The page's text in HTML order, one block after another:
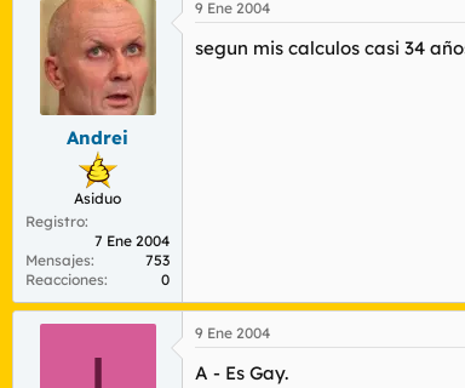
Andrei
Asiduo
Registro
7 Ene 2004
Mensajes
753
Reacciones
0
9 Ene 2004
segun mis calculos casi 34
9 Ene 2004
A - Es Gay.